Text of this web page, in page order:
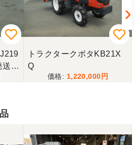
かったので、残念ですが、こちら
整
トラクタークボタKB21X
Q
1,220,000